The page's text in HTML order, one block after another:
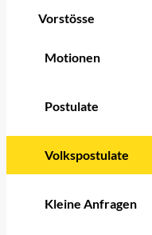
Vorstösse
Motionen
Postulate
Volkspostulate
Kleine Anfragen